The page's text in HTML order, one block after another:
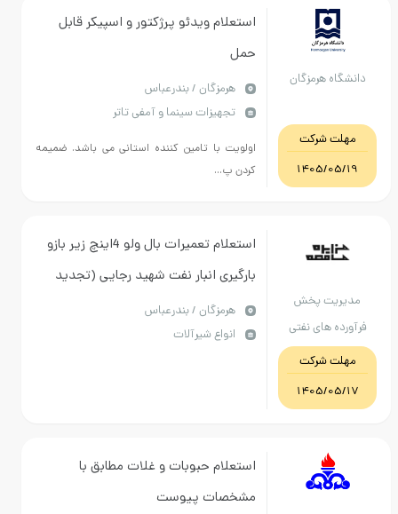
دانشگاه هرمزگان
مهلت شرکت
1405/05/19
استعلام ویدئو پرژکتور و اسپیکر قابل
حمل
هرمزگان / بندرعباس
تجهیزات سینما و آمفی تاتر
اولویت با تامین کننده استانی می باشد. ضمیمه
کردن پ...
مدیریت پخش
فرآورده های نفتی
منطقه هرمزگان
مهلت شرکت
1405/05/17
استعلام تعمیرات بال ولو 4اینچ زیر بازو
بارگیری انبار نفت شهید رجایی (تجدید
اول )هرمزگان / بندرعباس
انواع شیرآلات
استعلام حبوبات و غلات مطابق با
مشخصات پیوست